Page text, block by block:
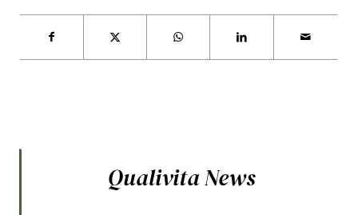
Qualivita News